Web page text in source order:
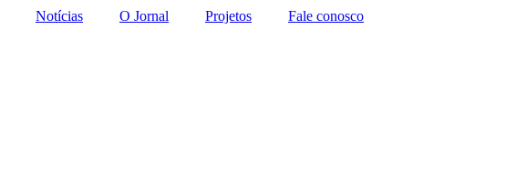
Notícias O Jornal Projetos Fale conosco